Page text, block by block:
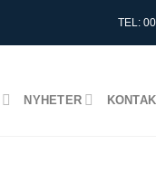
TEL:
NYHETER